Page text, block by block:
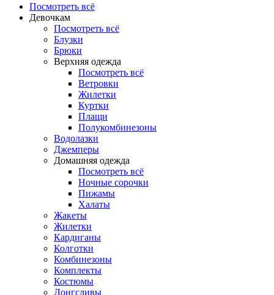
Посмотреть всё
Девочкам
Посмотреть всё
Блузки
Брюки
Верхняя одежда
Посмотреть всё
Ветровки
Жилетки
Куртки
Плащи
Полукомбинезоны
Водолазки
Джемперы
Домашняя одежда
Посмотреть всё
Ночные сорочки
Пижамы
Халаты
Жакеты
Жилетки
Кардиганы
Колготки
Комбинезоны
Комплекты
Костюмы
Лонгсливы